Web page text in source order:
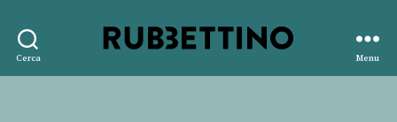
Cerca
editore
Menu